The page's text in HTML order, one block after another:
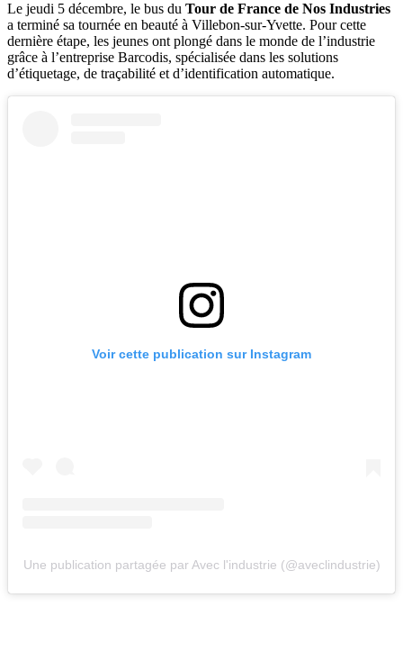
Le jeudi 5 décembre, le bus du Tour de France de Nos Industries
a terminé sa tournée en beauté à Villebon-sur-Yvette. Pour cette
dernière étape, les jeunes ont plongé dans le monde de l’industrie
grâce à l’entreprise Barcodis, spécialisée dans les solutions
d’étiquetage, de traçabilité et d’identification automatique.
Voir cette publication sur Instagram
Une publication partagée par Avec l'industrie (@aveclindustrie)